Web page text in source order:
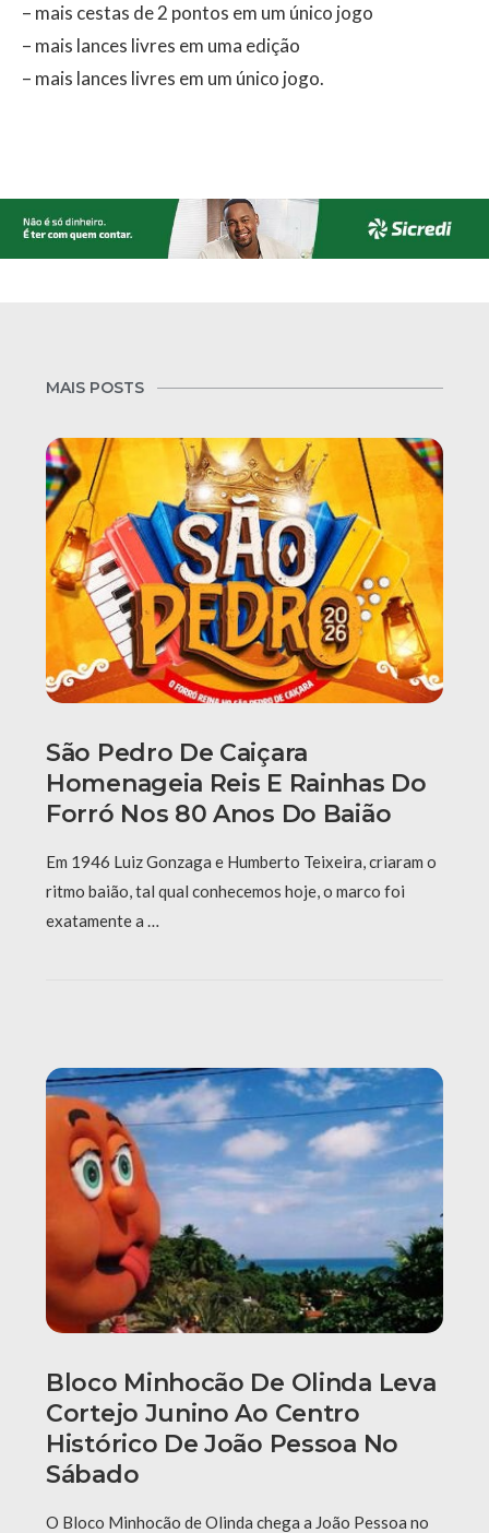
– mais cestas de 2 pontos em um único jogo
– mais lances livres em uma edição
– mais lances livres em um único jogo.
MAIS POSTS
São Pedro De Caiçara
Homenageia Reis E Rainhas Do
Forró Nos 80 Anos Do Baião
Em 1946 Luiz Gonzaga e Humberto Teixeira, criaram o
ritmo baião, tal qual conhecemos hoje, o marco foi
exatamente a …
Bloco Minhocão De Olinda Leva
Cortejo Junino Ao Centro
Histórico De João Pessoa No
Sábado
O Bloco Minhocão de Olinda chega a João Pessoa no